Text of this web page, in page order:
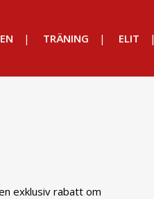
TRÄNING ELIT
exklusiv rabatt om